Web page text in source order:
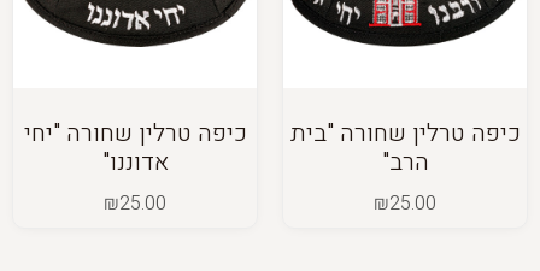
כיפה טרלין שחורה "בית
הרב"
₪25.00
כיפה טרלין שחורה "יחי
אדוננו"
₪25.00